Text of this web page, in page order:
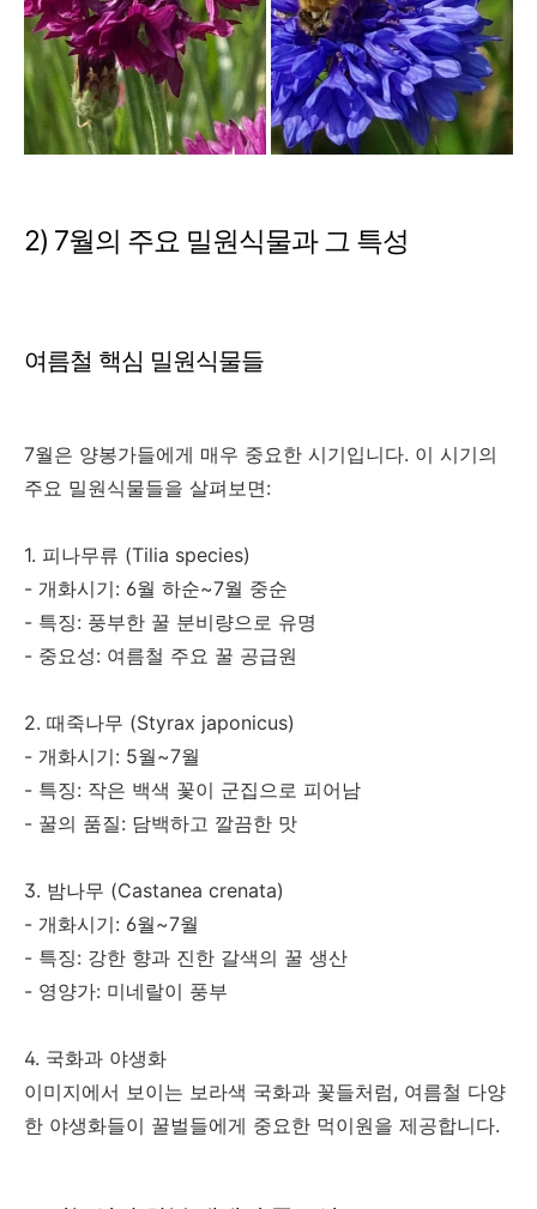
2) 7월의 주요 밀원식물과 그 특성
여름철 핵심 밀원식물들
7월은 양봉가들에게 매우 중요한 시기입니다. 이 시기의
주요 밀원식물들을 살펴보면:
1. 피나무류 (Tilia species)
- 개화시기: 6월 하순~7월 중순
- 특징: 풍부한 꿀 분비량으로 유명
- 중요성: 여름철 주요 꿀 공급원
2. 때죽나무 (Styrax japonicus)
- 개화시기: 5월~7월
- 특징: 작은 백색 꽃이 군집으로 피어남
- 꿀의 품질: 담백하고 깔끔한 맛
3. 밤나무 (Castanea crenata)
- 개화시기: 6월~7월
- 특징: 강한 향과 진한 갈색의 꿀 생산
- 영양가: 미네랄이 풍부
4. 국화과 야생화
이미지에서 보이는 보라색 국화과 꽃들처럼, 여름철 다양
한 야생화들이 꿀벌들에게 중요한 먹이원을 제공합니다.